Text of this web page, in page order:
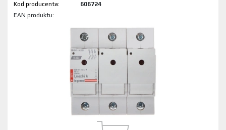
Kod produktu:
606724
EAN produktu: